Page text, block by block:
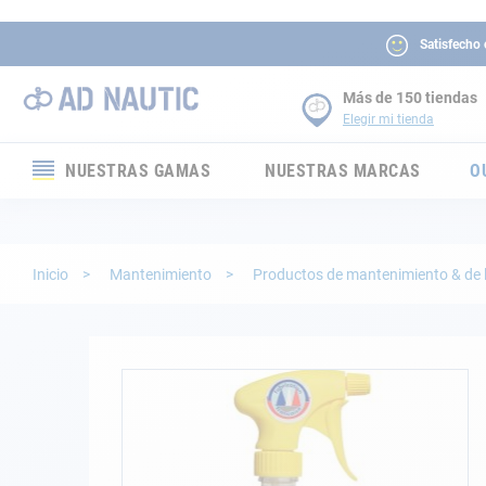
Satisfecho
Más de 150 tiendas
Elegir mi tienda
NUESTRAS GAMAS
Electricidad
NUESTRAS MARCAS
Inicio Mantenimiento Productos de mantenimiento & de